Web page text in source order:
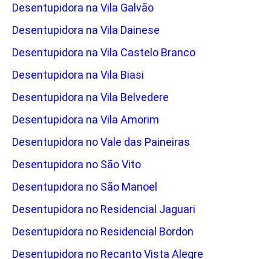
Desentupidora na Vila Galvão
Desentupidora na Vila Dainese
Desentupidora na Vila Castelo Branco
Desentupidora na Vila Biasi
Desentupidora na Vila Belvedere
Desentupidora na Vila Amorim
Desentupidora no Vale das Paineiras
Desentupidora no São Vito
Desentupidora no São Manoel
Desentupidora no Residencial Jaguari
Desentupidora no Residencial Bordon
Desentupidora no Recanto Vista Alegre